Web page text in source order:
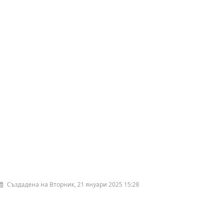
Създадена на Вторник, 21 януари 2025 15:28